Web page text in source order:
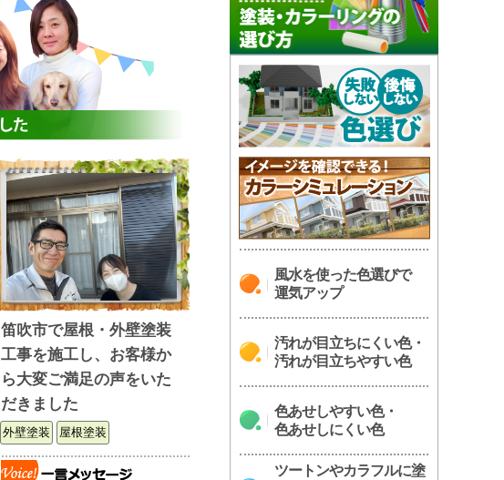
笛吹市で屋根・外壁塗装
工事を施工し、お客様か
ら大変ご満足の声をいた
だきました
外壁塗装 屋根塗装
風水を使った色選びで
運気アップ
汚れが目立ちにくい色・
汚れが目立ちやすい色
色あせしやすい色・
色あせしにくい色
ツートンやカラフルに塗